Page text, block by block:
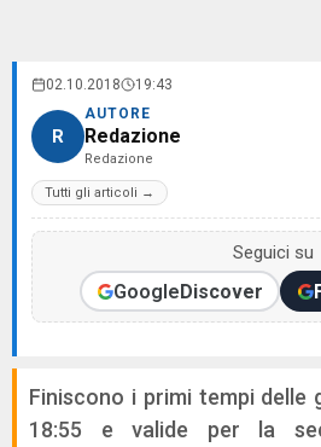
02.10.2018 19:43
R
AUTORE
Redazione
Redazione
Tutti gli articoli →
Seguici su
GoogleDiscover
Finiscono i primi tempi delle
18:55 e valide per la